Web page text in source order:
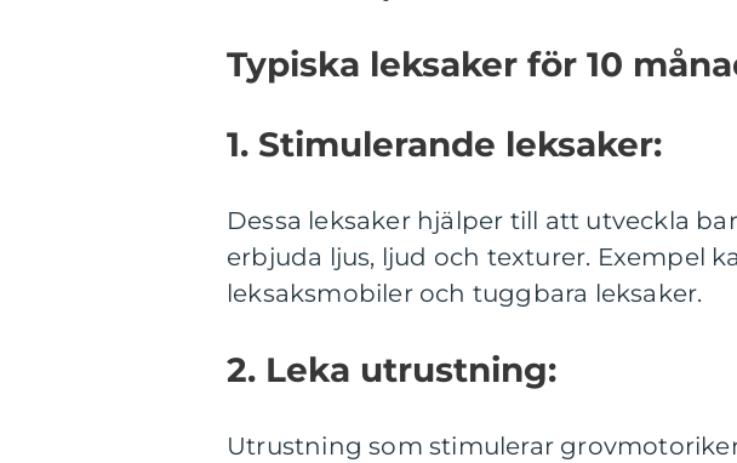
Typiska leksaker för 10
1. Stimulerande leksaker:
Dessa leksaker hjälper till att utveckla
erbjuda ljus, ljud och texturer. Exempel
leksaksmobiler och tuggbara leksaker.
2. Leka utrustning:
Utrustning som stimulerar